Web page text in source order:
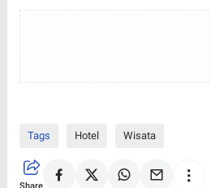
Tags Hotel Wisata